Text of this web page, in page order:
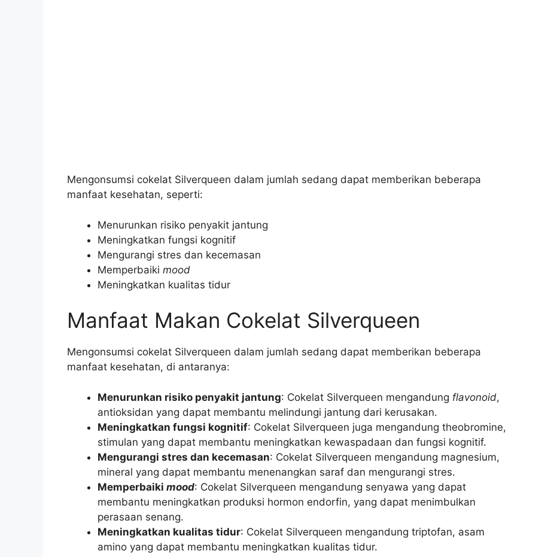
Mengonsumsi cokelat Silverqueen dalam jumlah sedang dapat memberikan beberapa
manfaat kesehatan, seperti:
Menurunkan risiko penyakit jantung
Meningkatkan fungsi kognitif
Mengurangi stres dan kecemasan
Memperbaiki mood
Meningkatkan kualitas tidur
Manfaat Makan Cokelat Silverqueen
Mengonsumsi cokelat Silverqueen dalam jumlah sedang dapat memberikan beberapa
manfaat kesehatan, di antaranya:
Menurunkan risiko penyakit jantung: Cokelat Silverqueen mengandung flavonoid,
antioksidan yang dapat membantu melindungi jantung dari kerusakan.
Meningkatkan fungsi kognitif: Cokelat Silverqueen juga mengandung theobromine,
stimulan yang dapat membantu meningkatkan kewaspadaan dan fungsi kognitif.
Mengurangi stres dan kecemasan: Cokelat Silverqueen mengandung magnesium,
mineral yang dapat membantu menenangkan saraf dan mengurangi stres.
Memperbaiki mood: Cokelat Silverqueen mengandung senyawa yang dapat
membantu meningkatkan produksi hormon endorfin, yang dapat menimbulkan
perasaan senang.
Meningkatkan kualitas tidur: Cokelat Silverqueen mengandung triptofan, asam
amino yang dapat membantu meningkatkan kualitas tidur.